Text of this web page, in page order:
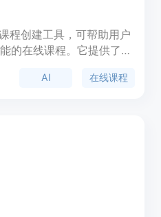
程创建工具，可帮助用户
的在线课程。它提供了丰
价灵活，提供免费试用和
AI 在线课程